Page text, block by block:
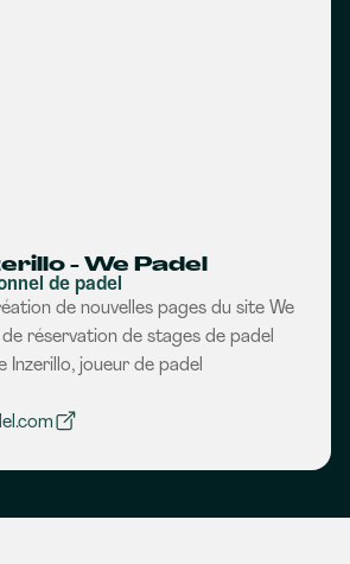
- We Padel
de padel
de nouvelles pages du site We
réservation de stages de padel
Inzerillo, joueur de padel